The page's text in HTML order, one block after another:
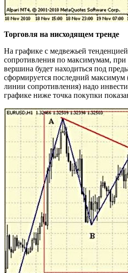
Торговля на нисходящем тренде
На графике с медвежьей
сопротивления по максимумам,
вершина будет находиться под
сформируется последний максимум
линии сопротивления) надо
графике ниже точка покупки